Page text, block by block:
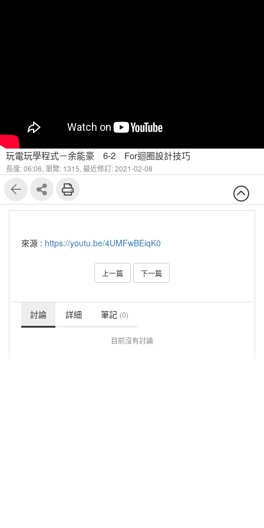
玩電玩學程式－余能豪 6-2 For迴圈設計技巧
長度: 06:06, 瀏覽: 1315, 最近修訂: 2021-02-08
來源 : https://youtu.be/4UMFwBEiqK0
上一篇 下一篇
討論 詳細 筆記 (0)
目前沒有討論